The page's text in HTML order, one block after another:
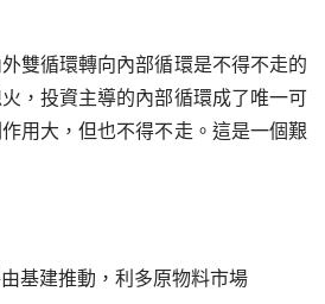
雙循環轉向內部循環是不得不走的
，投資主導的內部循環成了唯一可
用大，但也不得不走。這是一個艱
基建推動，利多原物料市場